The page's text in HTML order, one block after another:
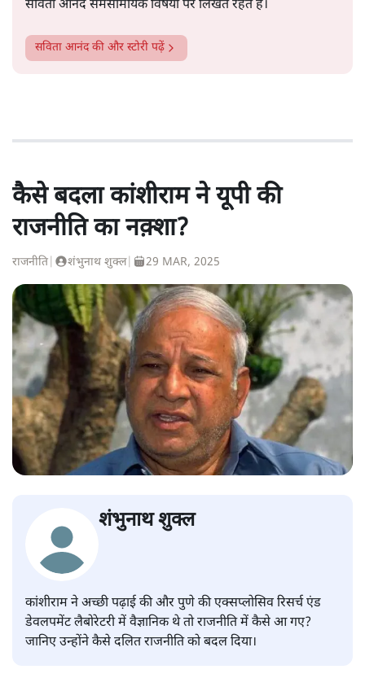
सविता आनंद समसामयिक विषयों पर लिखते रहते हैं।
सविता आनंदकी और स्टोरी पढ़ें
कैसे बदला कांशीराम ने यूपी की
राजनीति का नक़्शा?
राजनीति शंभुनाथ शुक्ल| 29 MAR, 2025
शंभुनाथ शुक्ल
कांशीराम ने अच्छी पढ़ाई की और पुणे की एक्सप्लोसिव रिसर्च एंड
डेवलपमेंट लैबोरेटरी में वैज्ञानिक थे तो राजनीति में कैसे आ गए?
जानिए उन्होंने कैसे दलित राजनीति को बदल दिया।